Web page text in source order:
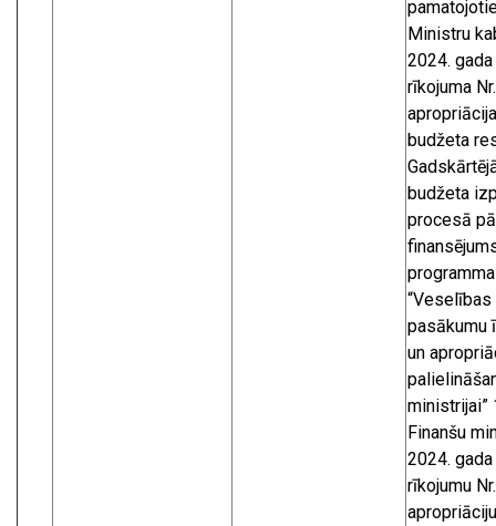
Ministru
2024.
rīkojuma
budžeta
budžeta
procesā
pasākumu
un
ministrijai”
Finanšu
2024.
rīkojumu